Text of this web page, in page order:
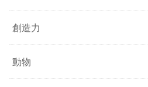
創造力
動物